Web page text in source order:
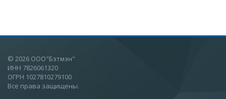
© 2026 ООО"Бэтмэн"
ИНН 7826061320
ОГРН 1027810279100
Все права защищены.